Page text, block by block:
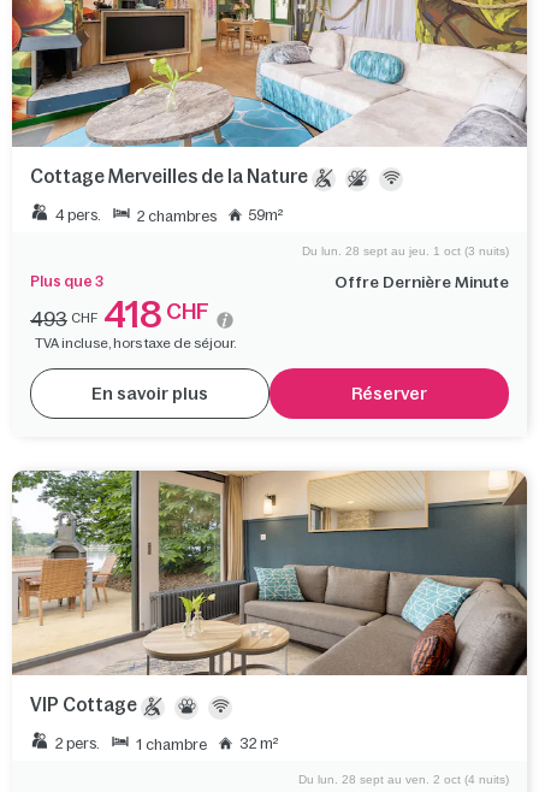
Cottage Merveilles de la Nature
4 pers. 2 chambres 59m²
Plus que 3 Offre Dernière Minute
Du lun. 28 sept au jeu. 1 oct (3 nuits)
493 CHF 418 CHF
TVA incluse, hors taxe de séjour.
En savoir plus Réserver
VIP Cottage
2 pers. 1 chambre 32 m²
Du lun. 28 sept au ven. 2 oct (4 nuits)